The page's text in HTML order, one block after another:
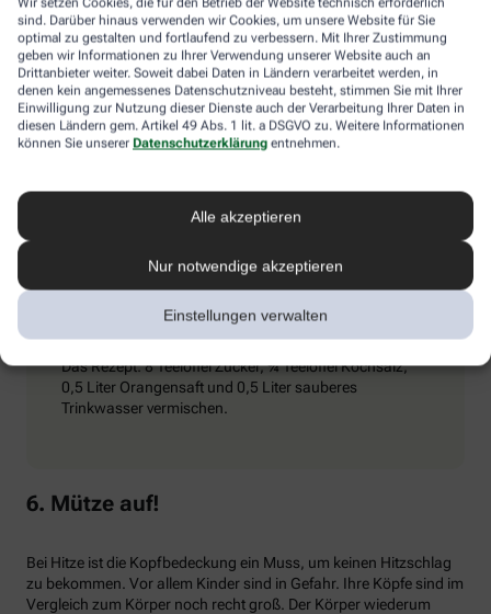
sind. Darüber hinaus verwenden wir Cookies, um unsere Website für Sie
optimal zu gestalten und fortlaufend zu verbessern. Mit Ihrer Zustimmung
geben wir Informationen zu Ihrer Verwendung unserer Website auch an
Drittanbieter weiter. Soweit dabei Daten in Ländern verarbeitet werden, in
denen kein angemessenes Datenschutzniveau besteht, stimmen Sie mit Ihrer
Einwilligung zur Nutzung dieser Dienste auch der Verarbeitung Ihrer Daten in
diesen Ländern gem. Artikel 49 Abs. 1 lit. a DSGVO zu. Weitere Informationen
können Sie unserer Datenschutzerklärung entnehmen.
Alle akzeptieren
Nur notwendige akzeptieren
Einstellungen verwalten
Umschlägen) und ihn dazu zu bewegen, kaltes Mineralwasser zu
trinken. Achtung: Schmerzmittel sind tabu – sie können den
Zustand verschlimmern.
Extra-Tipp
dass vermehrt Elektrolyte (Mineralstoffe) aus dem
Durchfall vor. Wichtig ist es dann, seinen
Elektrolythaushalt aufzubessern. Eine entsprechende
„Elektrolyt-Lösung“ kann man in Apotheken kaufen,
aber auch selbst zubereiten.
Das Rezept: 8 Teelöffel Zucker, ¾ Teelöffel Kochsalz,
0,5 Liter Orangensaft und 0,5 Liter sauberes
Trinkwasser vermischen.
6. Mütze auf!
Bei Hitze ist die Kopfbedeckung ein Muss, um keinen Hitzschlag
zu bekommen. Vor allem Kinder sind in Gefahr. Ihre Köpfe sind im
Vergleich zum Körper noch recht groß. Der Körper wiederum